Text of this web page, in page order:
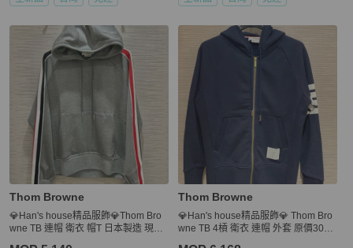
Thom Browne
💎Han's house精品服飾💎Thom Bro
wne TB 連帽 衛衣 帽T 日本製造 現貨
Thom Browne
💎Han's house精品服飾💎 Thom Bro
wne TB 4槓 衛衣 連帽 外套 原價3030